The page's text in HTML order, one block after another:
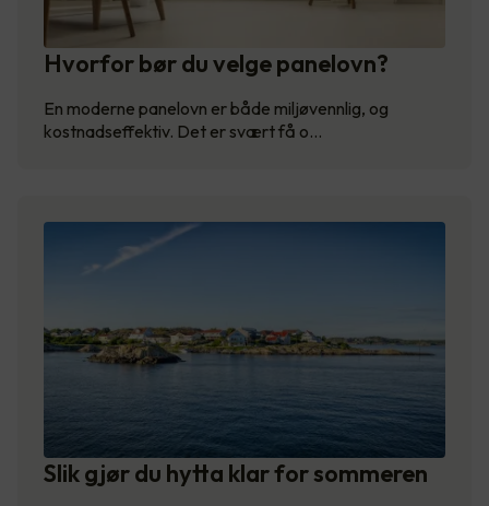
Hvorfor bør du velge panelovn?
En moderne panelovn er både miljøvennlig, og
kostnadseffektiv. Det er svært få o…
Slik gjør du hytta klar for sommeren